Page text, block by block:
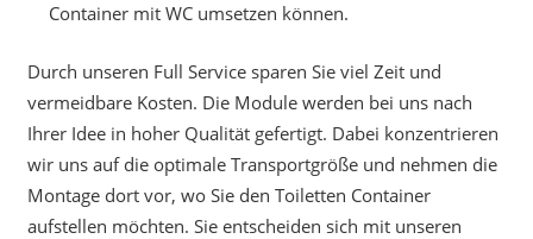
Container mit WC umsetzen können.
Durch unseren Full Service sparen Sie viel Zeit und
vermeidbare Kosten. Die Module werden bei uns nach
Ihrer Idee in hoher Qualität gefertigt. Dabei konzentrieren
wir uns auf die optimale Transportgröße und nehmen die
Montage dort vor, wo Sie den Toiletten Container
aufstellen möchten. Sie entscheiden sich mit unseren